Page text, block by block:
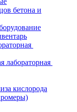
бетона и
лабораторная
кислорода